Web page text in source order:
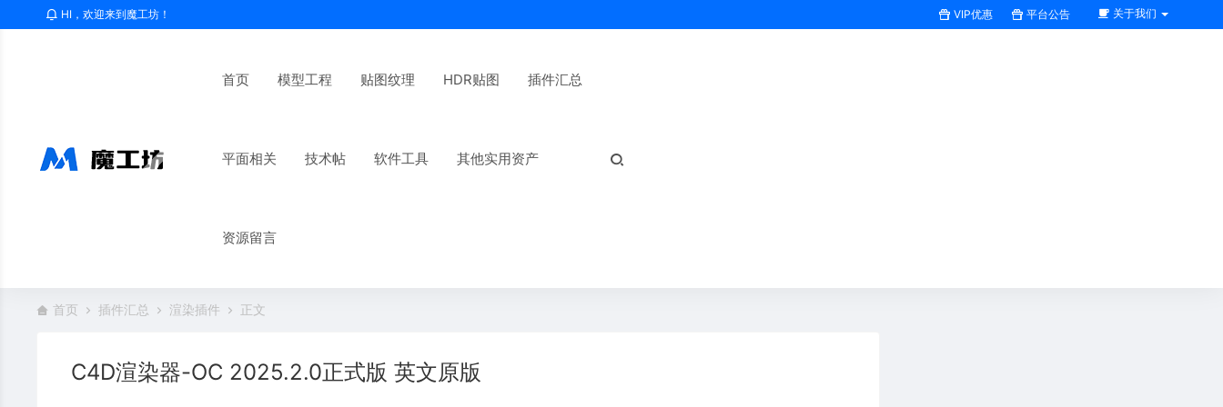
HI，欢迎来到魔工坊！ VIP优惠 平台公告 关于我们
首页 模型工程 贴图纹理 HDR贴图 插件汇总
平面相关 技术帖 软件工具 其他实用资产
资源留言
首页 插件汇总 渲染插件 正文
C4D渲染器-OC 2025.2.0正式版 英文原版